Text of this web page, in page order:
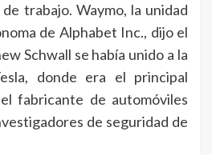
trabajo. Waymo, la unidad
de Alphabet Inc., dijo el
Schwall se había unido a la
donde era el principal
fabricante de automóviles
de seguridad de